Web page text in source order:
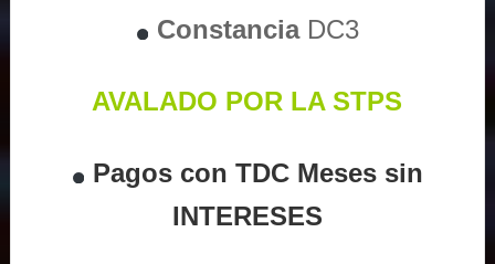
ConstanciaDC3
AVALADO POR LA STPS
Pagos con TDC Meses sin
INTERESES